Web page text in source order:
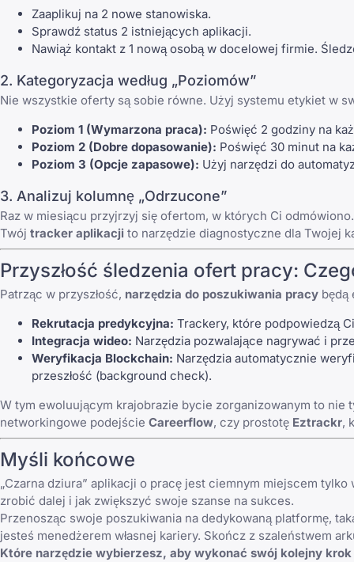
Zaaplikuj na 2 nowe stanowiska.
Sprawdź status 2 istniejących aplikacji.
Nawiąż kontakt z 1 nową osobą w docelowej firmie.
2. Kategoryzacja według „Poziomów”
Nie wszystkie oferty są sobie równe. Użyj systemu etykiet w
Poziom 1 (Wymarzona praca): Poświęć 2 godziny na
Poziom 2 (Dobre dopasowanie): Poświęć 30 minut na
Poziom 3 (Opcje zapasowe): Użyj narzędzi do
3. Analizuj kolumnę „Odrzucone”
Raz w miesiącu przyjrzyj się ofertom, w których Ci odmówiono
Twój tracker aplikacji to narzędzie diagnostyczne dla Twojej
Przyszłość śledzenia ofert pracy:
Patrząc w przyszłość, narzędzia do poszukiwania pracy będą
Rekrutacja predykcyjna: Trackery, które podpowiedzą
Integracja wideo: Narzędzia pozwalające nagrywać i
Weryfikacja Blockchain: Narzędzia automatycznie
przeszłość (background check).
W tym ewoluującym krajobrazie bycie zorganizowanym to
networkingowe podejście Careerflow, czy prostotę Eztrackr,
Myśli końcowe
„Czarna dziura” aplikacji o pracę jest ciemnym miejscem
zrobić dalej i jak zwiększyć swoje szanse na sukces.
Przenosząc swoje poszukiwania na dedykowaną platformę,
jesteś menedżerem własnej kariery. Skończ z szaleństwem
Które narzędzie wybierzesz, aby wykonać swój kolejny